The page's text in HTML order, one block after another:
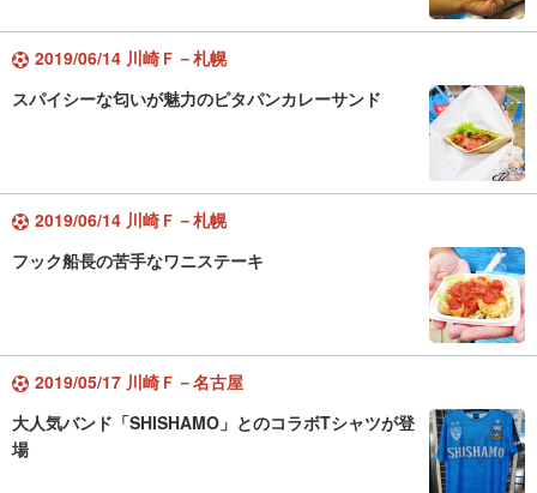
2019/06/14 川崎Ｆ－札幌
スパイシーな匂いが魅力のピタパンカレーサンド
2019/06/14 川崎Ｆ－札幌
フック船長の苦手なワニステーキ
2019/05/17 川崎Ｆ－名古屋
大人気バンド「SHISHAMO」とのコラボTシャツが登
場